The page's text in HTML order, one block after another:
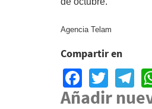
Agencia Telam
Compartir en
Añadir